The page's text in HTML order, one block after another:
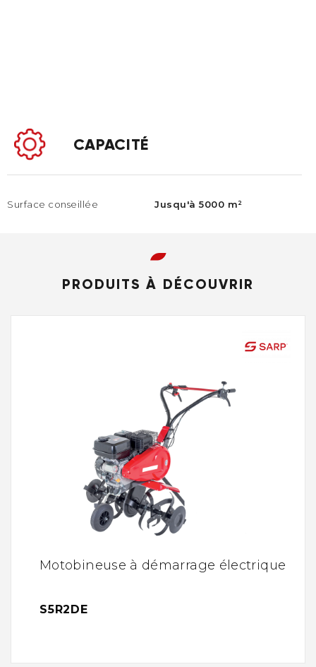
CAPACITÉ
Surface conseillée Jusqu'à 5000 m²
PRODUITS À DÉCOUVRIR
Motobineuse à démarrage électrique
S5R2DE